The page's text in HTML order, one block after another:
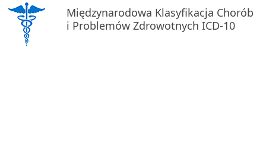
Międzynarodowa Klasyfikacja Chorób
i Problemów Zdrowotnych ICD-10